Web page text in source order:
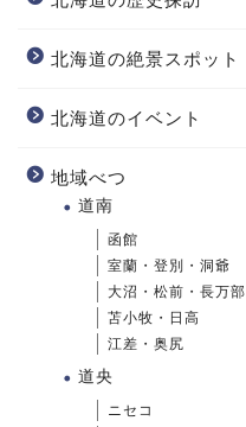
北海道の絶景スポット
北海道のイベント
地域べつ
道南
函館
室蘭・登別・洞爺
大沼・松前・長万部
苫小牧・日高
江差・奥尻
道央
ニセコ